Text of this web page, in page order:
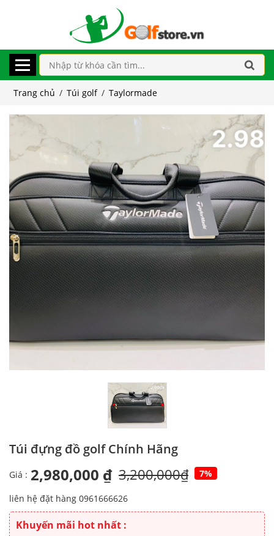
Trang chủ / Túi golf / Taylormade
Túi đựng đồ golf Chính Hãng
Giá : 2,980,000 ₫ 3,200,000₫ 7%
liên hệ đặt hàng 0961666626
Khuyến mãi hot nhất :